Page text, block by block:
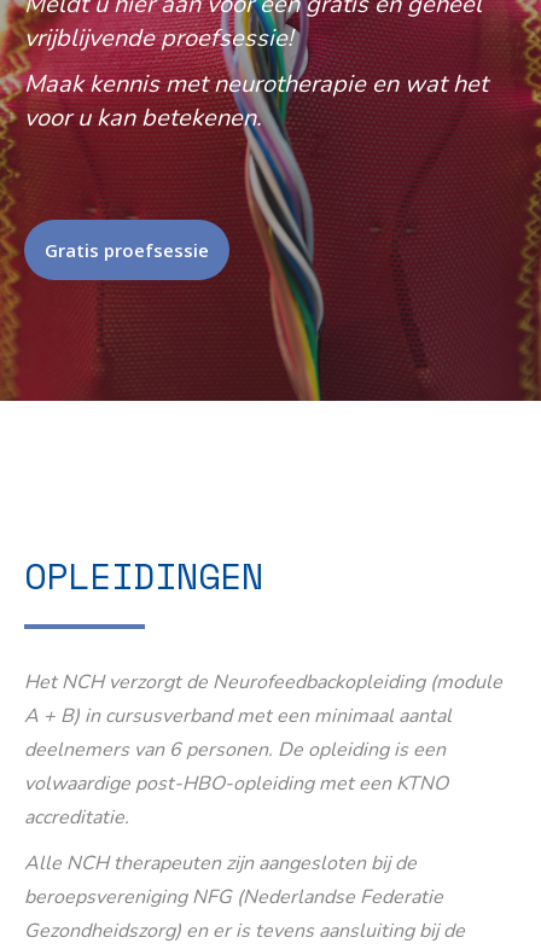
vrijblijvende proefsessie!
Maak kennis met neurotherapie en wat het
voor u kan betekenen.
Gratis proefsessie
OPLEIDINGEN
Het NCH verzorgt de Neurofeedbackopleiding (module
A + B) in cursusverband met een minimaal aantal
deelnemers van 6 personen. De opleiding is een
volwaardige post-HBO-opleiding met een KTNO
accreditatie.
Alle NCH therapeuten zijn aangesloten bij de
beroepsvereniging NFG (Nederlandse Federatie
Gezondheidszorg) en er is tevens aansluiting bij de